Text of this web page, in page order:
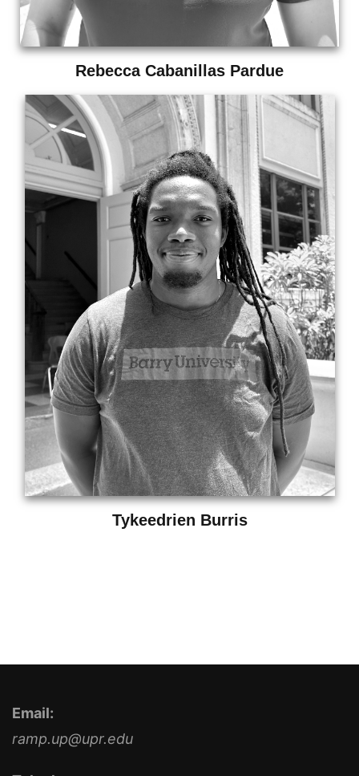
Rebecca Cabanillas Pardue
Tykeedrien Burris
Email:
ramp.up@upr.edu